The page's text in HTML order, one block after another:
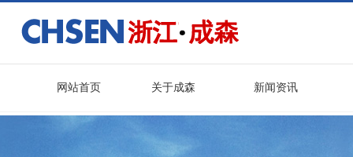
网站首页 关于成森 新闻资讯
壁挂式直流屏柜体